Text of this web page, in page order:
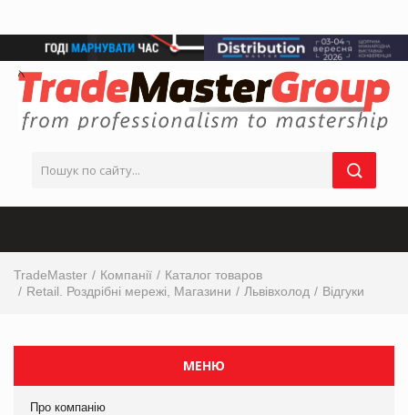
TradeMaster Компанії
Каталог товаров
Retail. Роздрібні мережі, Магазини
Львівхолод Відгуки
МЕНЮ
Про компанію